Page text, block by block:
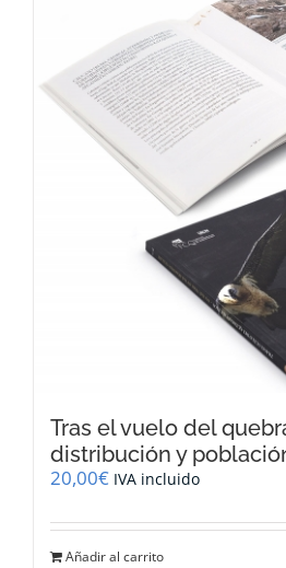
Tras el vuelo del
distribución y
20,00€ IVA incluido
Añadir al carrito